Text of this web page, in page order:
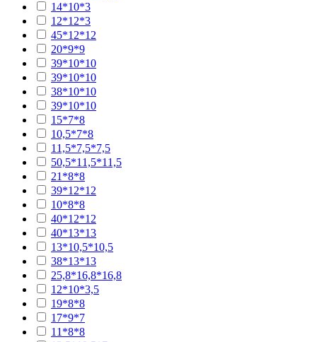
14*10*3
12*12*3
45*12*12
20*9*9
39*10*10
39*10*10
38*10*10
39*10*10
15*7*8
10,5*7*8
11,5*7,5*7,5
50,5*11,5*11,5
21*8*8
39*12*12
10*8*8
40*12*12
40*13*13
13*10,5*10,5
38*13*13
25,8*16,8*16,8
12*10*3,5
19*8*8
17*9*7
11*8*8